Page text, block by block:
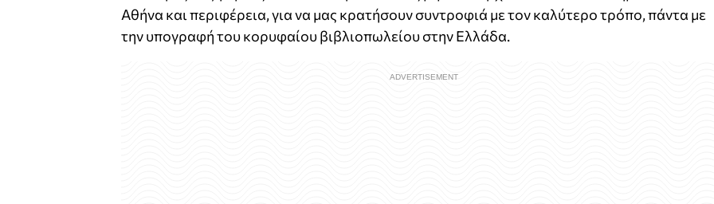
Αθήνα και περιφέρεια, για να μας κρατήσουν συντροφιά με τον καλύτερο τρόπο, πάντα με
την υπογραφή του κορυφαίου βιβλιοπωλείου στην Ελλάδα.